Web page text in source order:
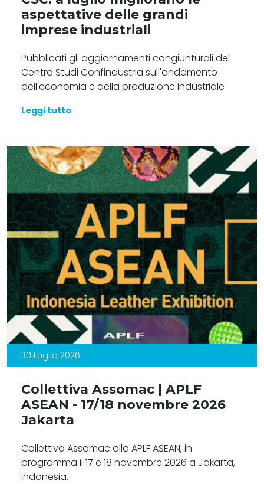
aspettative delle grandi
imprese industriali
Pubblicati gli aggiornamenti congiunturali del
Centro Studi Confindustria sull'andamento
dell'economia e della produzione industriale
Leggi tutto
30 Luglio 2026
Collettiva Assomac | APLF
ASEAN - 17/18 novembre 2026
Jakarta
Collettiva Assomac alla APLF ASEAN, in
programma il 17 e 18 novembre 2026 a Jakarta,
Indonesia.